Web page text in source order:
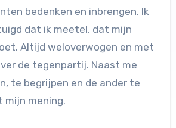
bedenken en inbrengen. Ik
dat ik meetel, dat mijn
Altijd weloverwogen en met
de tegenpartij. Naast me
te begrijpen en de ander te
mijn mening.